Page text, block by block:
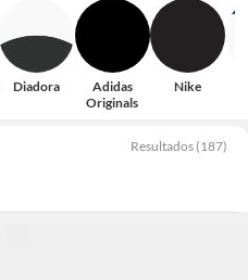
Diadora
Adidas
Originals
Nike
Resultados (187)